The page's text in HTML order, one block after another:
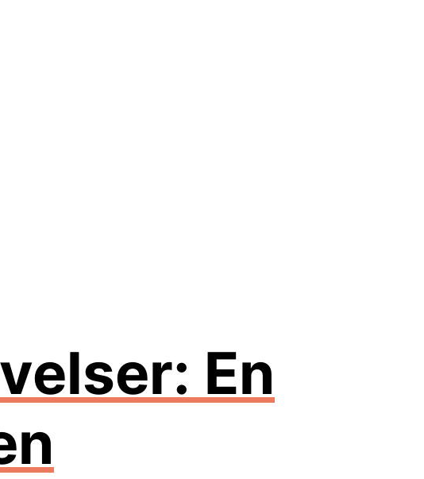
En